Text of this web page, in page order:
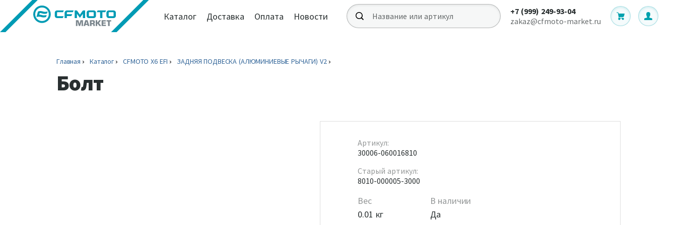
Каталог Доставка Оплата Новости
+7 (999) 249-93-04
zakaz@cfmoto-market.ru
Главная Каталог CFMOTO X6 EFI ЗАДНЯЯ ПОДВЕСКА (АЛЮМИНИЕВЫЕ РЫЧАГИ) V2
Болт
Артикул:
30006-060016810
Старый артикул:
8010-000005-3000
Вес
0.01 кг
В наличии
Да